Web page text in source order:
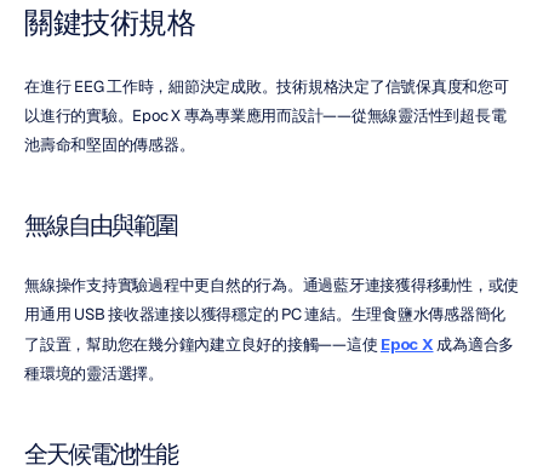
關鍵技術規格
在進行 EEG 工作時，細節決定成敗。技術規格決定了信號保真度和您可
以進行的實驗。Epoc X 專為專業應用而設計——從無線靈活性到超長電
池壽命和堅固的傳感器。
無線自由與範圍
無線操作支持實驗過程中更自然的行為。通過藍牙連接獲得移動性，或使
用通用 USB 接收器連接以獲得穩定的 PC 連結。生理食鹽水傳感器簡化
了設置，幫助您在幾分鐘內建立良好的接觸——這使 Epoc X 成為適合多
種環境的靈活選擇。
全天候電池性能